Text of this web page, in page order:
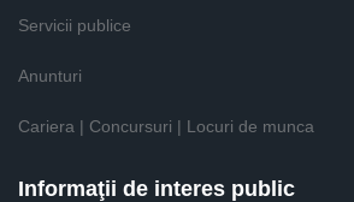
Servicii publice
Anunturi
Cariera | Concursuri | Locuri de munca
Informaţii de interes public